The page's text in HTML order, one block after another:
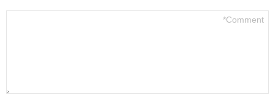
התגובה
שלך